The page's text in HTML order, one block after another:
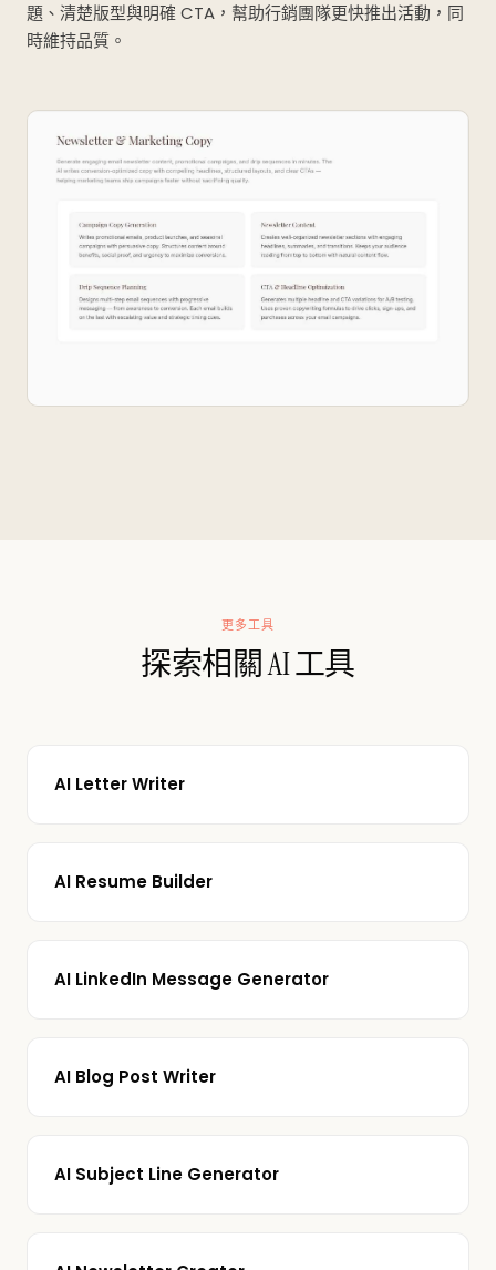
題、清楚版型與明確 CTA，幫助行銷團隊更快推出活動，同
時維持品質。
更多工具
探索相關 AI 工具
AI Letter Writer
AI Resume Builder
AI LinkedIn Message Generator
AI Blog Post Writer
AI Subject Line Generator